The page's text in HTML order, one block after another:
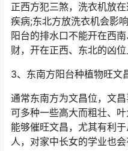
正西方犯三煞，洗衣机放
疾病;东北方放洗衣机会影
阳台的排水口不能开在西
财，开在正西、东北的凶位
3、东南方阳台种植物旺文
通常东南方为文昌位，文
可多种一些高大而粗壮、叶
能够催旺文昌，尤其有利
人，对家中长女的学业也会